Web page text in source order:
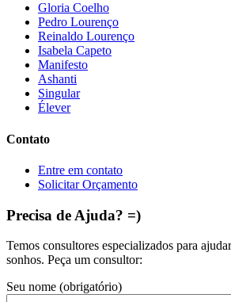
Gloria Coelho
Pedro Lourenço
Reinaldo Lourenço
Isabela Capeto
Manifesto
Ashanti
Singular
Élever
Contato
Entre em contato
Solicitar Orçamento
Precisa de Ajuda? =)
Temos consultores especializados para
sonhos. Peça um consultor:
Seu nome (obrigatório)